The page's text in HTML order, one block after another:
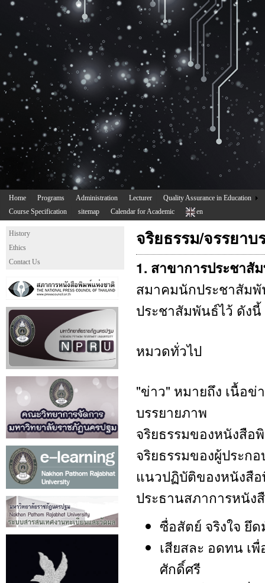
Home Programs Administration Lecturer
Quality Assurance in Education
Course Specification
sitemap Calendar for Academic en
History
Ethics
Contact Us
จริยธรรม/จรรยา
1. สาขาการประชาสั
สมาคมนักประชาสัม
ประชาสัมพันธ์ไว้ ดังนี้
หมวดทั่วไป
"ข่าว" หมายถึง เนื้อ
บรรยายภาพ
จริยธรรมของหนังสือ
จริยธรรมของผู้ประก
แนวปฏิบัติของหนังสื
ประธานสภาการหนัง
ซื่อสัตย์ จริงใจ ยึ
เสียสละ อดทน เ
ศักดิ์ศรี